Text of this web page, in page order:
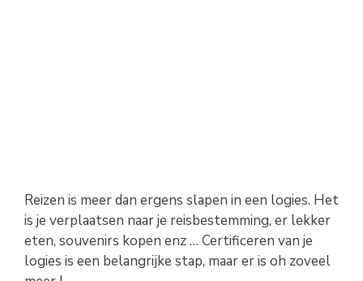
Reizen is meer dan ergens slapen in een logies. Het
is je verplaatsen naar je reisbestemming, er lekker
eten, souvenirs kopen enz … Certificeren van je
logies is een belangrijke stap, maar er is oh zoveel